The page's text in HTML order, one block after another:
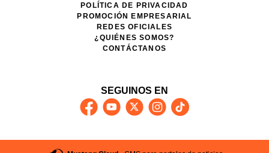
POLÍTICA DE PRIVACIDAD
PROMOCIÓN EMPRESARIAL
REDES OFICIALES
¿QUIÉNES SOMOS?
CONTÁCTANOS
SEGUINOS EN